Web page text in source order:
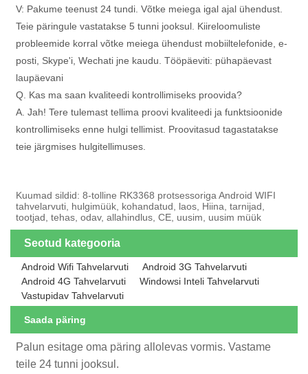
V: Pakume teenust 24 tundi. Võtke meiega igal ajal ühendust.
Teie päringule vastatakse 5 tunni jooksul. Kiireloomuliste
probleemide korral võtke meiega ühendust mobiiltelefonide, e-
posti, Skype'i, Wechati jne kaudu. Tööpäeviti: pühapäevast
laupäevani
Q. Kas ma saan kvaliteedi kontrollimiseks proovida?
A. Jah! Tere tulemast tellima proovi kvaliteedi ja funktsioonide
kontrollimiseks enne hulgi tellimist. Proovitasud tagastatakse
teie järgmises hulgitellimuses.
Kuumad sildid: 8-tolline RK3368 protsessoriga Android WIFI
tahvelarvuti, hulgimüük, kohandatud, laos, Hiina, tarnijad,
tootjad, tehas, odav, allahindlus, CE, uusim, uusim müük
Seotud kategooria
Android Wifi Tahvelarvuti
Android 3G Tahvelarvuti
Android 4G Tahvelarvuti
Windowsi Inteli Tahvelarvuti
Vastupidav Tahvelarvuti
Saada päring
Palun esitage oma päring allolevas vormis. Vastame
teile 24 tunni jooksul.